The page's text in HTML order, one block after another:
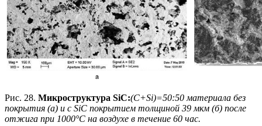
Рис. 28. Микроструктура SiC:(C+Si)=50:50 материала без
покрытия (а) и с SiC покрытием толщиной 39 мкм (б) после
отжига при 1000°С на воздухе в течение 60 час.